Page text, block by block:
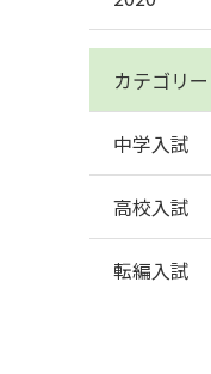
カテゴリー
中学入試
高校入試
転編入試